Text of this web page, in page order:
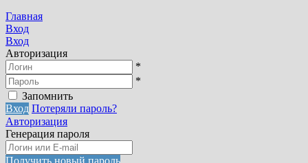
Главная
Вход
Вход
Авторизация
*
*
Запомнить
Вход Потеряли пароль?
Авторизация
Генерация пароля